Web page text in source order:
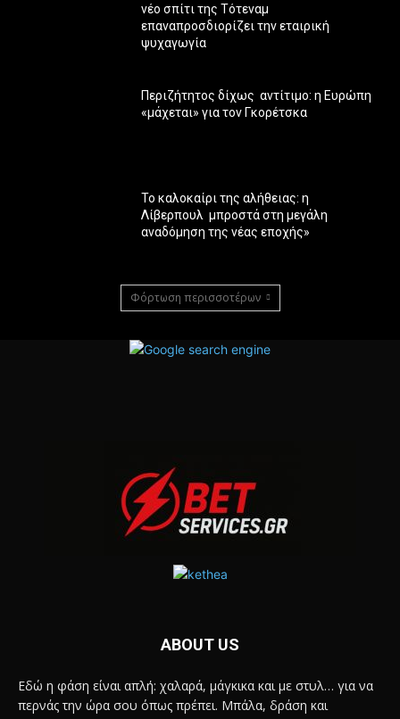
νέο σπίτι της Τότεναμ
επαναπροσδιορίζει την εταιρική
ψυχαγωγία
Περιζήτητος δίχως αντίτιμο: η Ευρώπη
«μάχεται» για τον Γκορέτσκα
Το καλοκαίρι της αλήθειας: η
Λίβερπουλ μπροστά στη μεγάλη
αναδόμηση της νέας εποχής»
Φόρτωση περισσοτέρων
ABOUT US
Εδώ η φάση είναι απλή: χαλαρά, μάγκικα και με στυλ… για να
περνάς την ώρα σου όπως πρέπει. Μπάλα, δράση και